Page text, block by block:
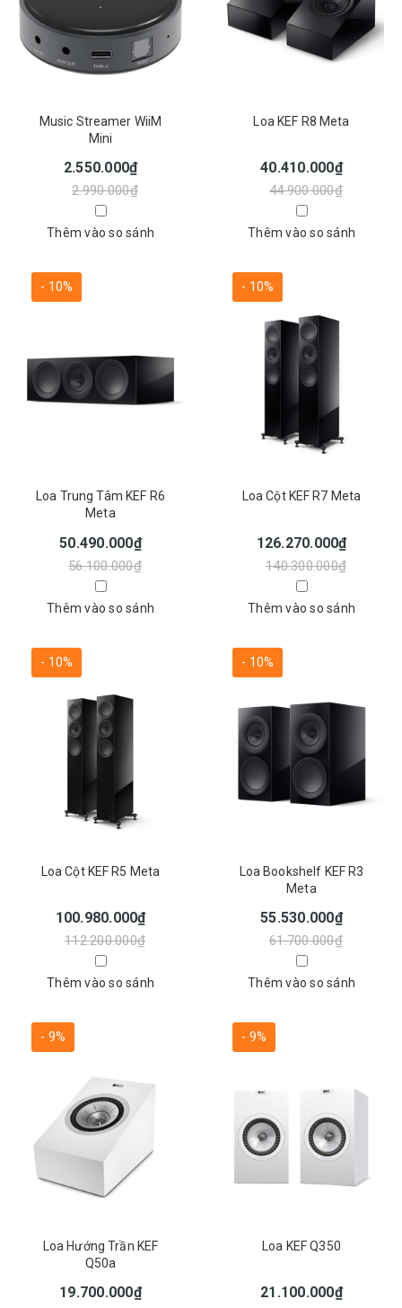
Music Streamer WiiM
Mini
2.550.000₫
2.990.000₫
Thêm vào so sánh
Loa KEF R8 Meta
40.410.000₫
44.900.000₫
Thêm vào so sánh
- 10%
Loa Trung Tâm KEF R6
Meta
50.490.000₫
56.100.000₫
Thêm vào so sánh
- 10%
Loa Cột KEF R7 Meta
126.270.000₫
140.300.000₫
Thêm vào so sánh
- 10%
Loa Cột KEF R5 Meta
100.980.000₫
112.200.000₫
Thêm vào so sánh
- 10%
Loa Bookshelf KEF R3
Meta
55.530.000₫
61.700.000₫
Thêm vào so sánh
- 9%
Loa Hướng Trần KEF
Q50a
19.700.000₫
- 9%
Loa KEF Q350
21.100.000₫